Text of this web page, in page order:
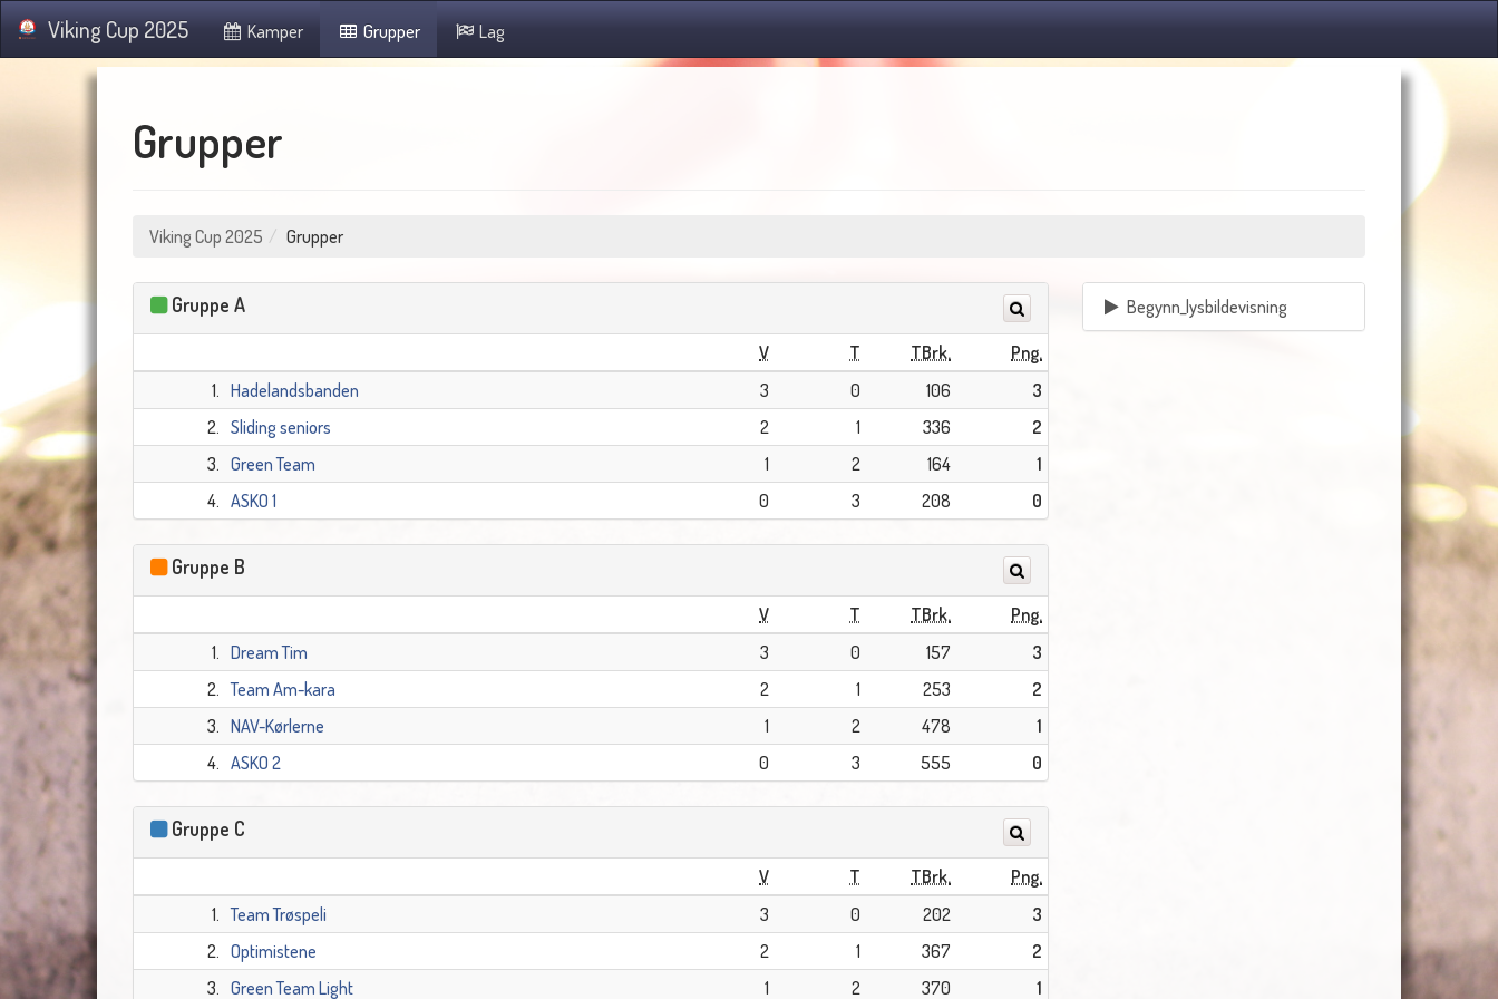
Viking Cup 2025 Kamper Grupper Lag
Grupper
Viking Cup 2025 Grupper
Gruppe A
V T TBrk.
Png.
1. Hadelandsbanden 3 0 106
3
2. Sliding seniors 2 1 336
2
3. Green Team 1 2 164
1
4. ASKO 1 0 3 208 0
Gruppe B
V T TBrk.
Png.
1. Dream Tim 3 0 157
3
2. Team Am-kara 2 1 253
2
3. NAV-Kørlerne 1 2 478
1
4. ASKO 2 0 3 555 0
Gruppe C
V T TBrk.
Png.
1. Team Trøspeli 3 0 202
3
2. Optimistene 2 1 367
2
3. Green Team Light 1 2 370 1
Begynn_lysbildevisning